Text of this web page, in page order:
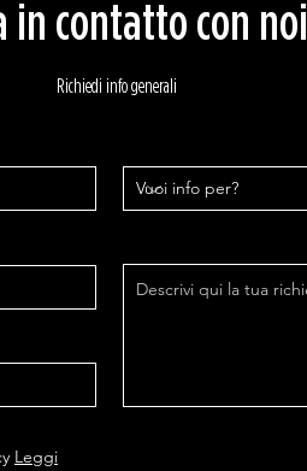
in contatto con noi
Richiedi info generali
Leggi